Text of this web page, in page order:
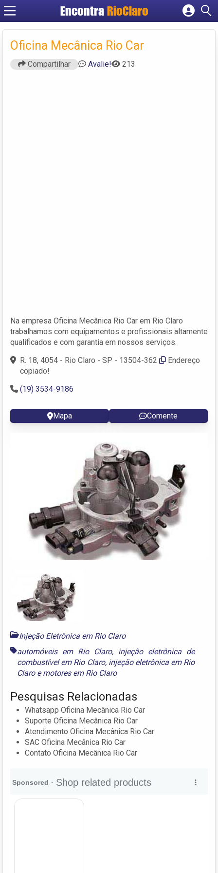
Encontra RioClaro
Cadastrar empresa
Criar conta
Oficina Mecânica Rio Car
Compartilhar Avalie! 213
Na empresa Oficina Mecânica Rio Car em Rio Claro
trabalhamos com equipamentos e profissionais altamente
qualificados e com garantia em nossos serviços.
R. 18, 4054 - Rio Claro - SP - 13504-362
Endereço
copiado!
(19) 3534-9186
Mapa Comente
Injeção Eletrônica em Rio Claro
automóveis em Rio Claro, injeção eletrônica de
combustível em Rio Claro, injeção eletrônica em Rio
Claroemotores em Rio Claro
Pesquisas Relacionadas
Whatsapp Oficina Mecânica Rio Car
Suporte Oficina Mecânica Rio Car
Atendimento Oficina Mecânica Rio Car
SAC Oficina Mecânica Rio Car
Contato Oficina Mecânica Rio Car